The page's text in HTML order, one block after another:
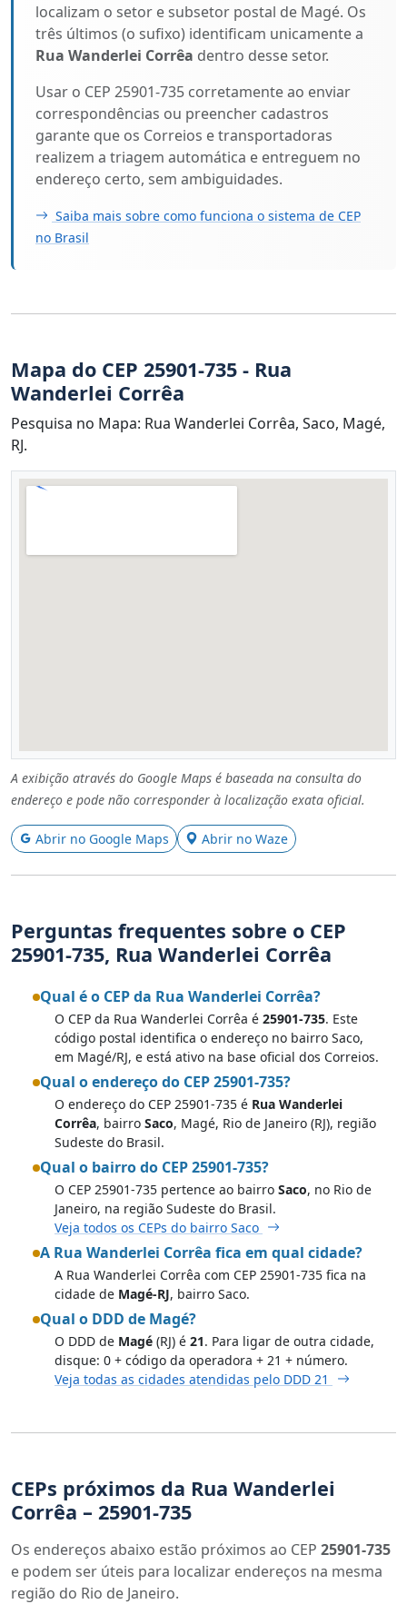
localizam o setor e subsetor postal de Magé. Os
três últimos (o sufixo) identificam unicamente a
Rua Wanderlei Corrêa dentro desse setor.
Usar o CEP 25901-735 corretamente ao enviar
correspondências ou preencher cadastros
garante que os Correios e transportadoras
realizem a triagem automática e entreguem no
endereço certo, sem ambiguidades.
Saiba mais sobre como funciona o sistema de CEP
no Brasil
Mapa do CEP 25901-735 - Rua
Wanderlei Corrêa
Pesquisa no Mapa: Rua Wanderlei Corrêa, Saco, Magé,
RJ.
A exibição através do Google Maps é baseada na consulta do
endereço e pode não corresponder à localização exata oficial.
Abrir no Google Maps Abrir no Waze
Perguntas frequentes sobre o CEP
25901-735, Rua Wanderlei Corrêa
Qual é o CEP da Rua Wanderlei Corrêa?
O CEP da Rua Wanderlei Corrêa é 25901-735. Este
código postal identifica o endereço no bairro Saco,
em Magé/RJ, e está ativo na base oficial dos Correios.
Qual o endereço do CEP 25901-735?
O endereço do CEP 25901-735 é Rua Wanderlei
Corrêa, bairro Saco, Magé, Rio de Janeiro (RJ), região
Sudeste do Brasil.
Qual o bairro do CEP 25901-735?
O CEP 25901-735 pertence ao bairro Saco, no Rio de
Janeiro, na região Sudeste do Brasil.
Veja todos os CEPs do bairro Saco
A Rua Wanderlei Corrêa fica em qual cidade?
A Rua Wanderlei Corrêa com CEP 25901-735 fica na
cidade de Magé-RJ, bairro Saco.
Qual o DDD de Magé?
O DDD de Magé (RJ) é 21. Para ligar de outra cidade,
disque: 0 + código da operadora + 21 + número.
Veja todas as cidades atendidas pelo DDD 21
CEPs próximos da Rua Wanderlei
Corrêa – 25901-735
Os endereços abaixo estão próximos ao CEP 25901-735
e podem ser úteis para localizar endereços na mesma
região do Rio de Janeiro.